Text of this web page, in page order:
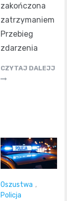
zakończona
zatrzymaniem
Przebieg
zdarzenia
CZYTAJ DALEJJ
Oszustwa ,
Policja